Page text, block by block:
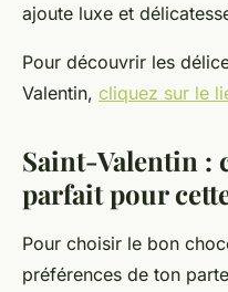
ajoute luxe et
Pour découvrir les
Valentin, cliquez sur le
Saint-Valentin :
parfait pour
Pour choisir le bon
préférences de ton